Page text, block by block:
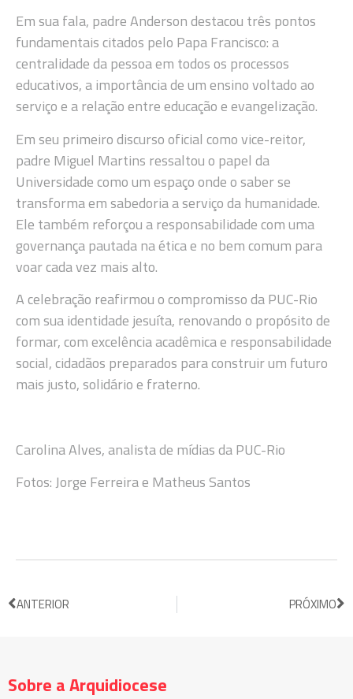
Em sua fala, padre Anderson destacou três pontos
fundamentais citados pelo Papa Francisco: a
centralidade da pessoa em todos os processos
educativos, a importância de um ensino voltado ao
serviço e a relação entre educação e evangelização.
Em seu primeiro discurso oficial como vice-reitor,
padre Miguel Martins ressaltou o papel da
Universidade como um espaço onde o saber se
transforma em sabedoria a serviço da humanidade.
Ele também reforçou a responsabilidade com uma
governança pautada na ética e no bem comum para
voar cada vez mais alto.
A celebração reafirmou o compromisso da PUC-Rio
com sua identidade jesuíta, renovando o propósito de
formar, com excelência acadêmica e responsabilidade
social, cidadãos preparados para construir um futuro
mais justo, solidário e fraterno.
Carolina Alves, analista de mídias da PUC-Rio
Fotos: Jorge Ferreira e Matheus Santos
ANTERIOR PRÓXIMO
Sobre a Arquidiocese